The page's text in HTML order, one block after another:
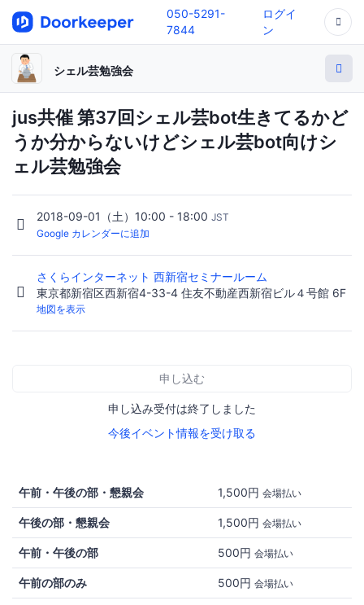
050-5291-
7844
ログイ
ン
シェル芸勉強会
jus共催 第37回シェル芸bot生きてるかど
うか分からないけどシェル芸bot向けシ
ェル芸勉強会
2018-09-01（土）10:00 - 18:00 JST
Google カレンダーに追加
さくらインターネット 西新宿セミナールーム
東京都新宿区西新宿4-33-4 住友不動産西新宿ビル４号館 6F
地図を表示
申し込む
申し込み受付は終了しました
今後イベント情報を受け取る
午前・午後の部・懇親会 1,500円 会場払い
午後の部・懇親会 1,500円 会場払い
午前・午後の部 500円 会場払い
午前の部のみ 500円 会場払い